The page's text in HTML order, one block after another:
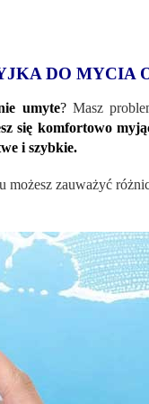
DO MYCIA
umyte?Masz
się komfortowo
i szybkie.
możesz zauważyć